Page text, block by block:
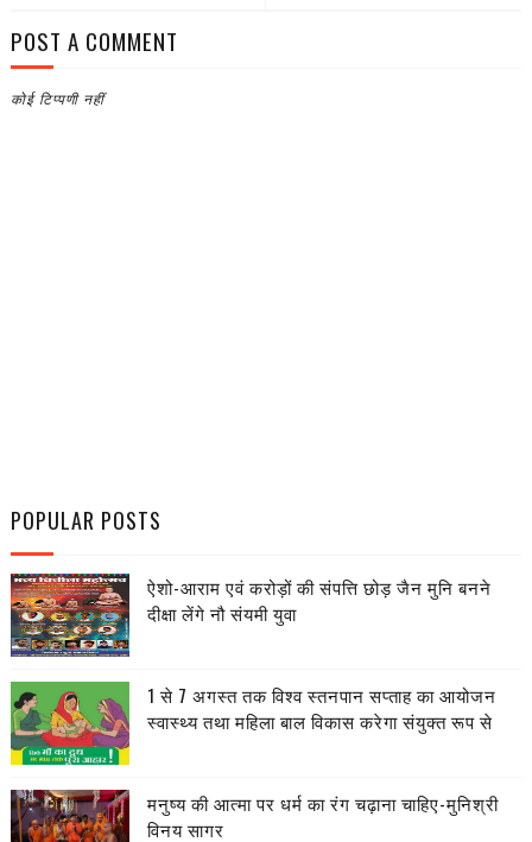
POST A COMMENT
कोई टिप्पणी नहीं
POPULAR POSTS
ऐशो-आराम एवं करोड़ों की संपत्ति छोड़ जैन मुनि बनने
दीक्षा लेंगे नौ संयमी युवा
1 से 7 अगस्त तक विश्व स्तनपान सप्ताह का आयोजन
स्वास्थ्य तथा महिला बाल विकास करेगा संयुक्त रूप से
मनुष्य की आत्मा पर धर्म का रंग चढ़ाना चाहिए-मुनिश्री
विनय सागर